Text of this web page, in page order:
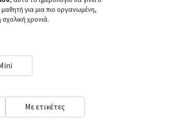
για μια πιο οργανωμένη,
χρονιά.
Με ετικέτες